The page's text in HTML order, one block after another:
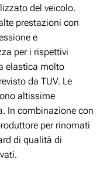
del veicolo.
prestazioni con
e
per i rispettivi
elastica molto
da TUV. Le
altissime
In combinazione con
per rinomati
di qualità di